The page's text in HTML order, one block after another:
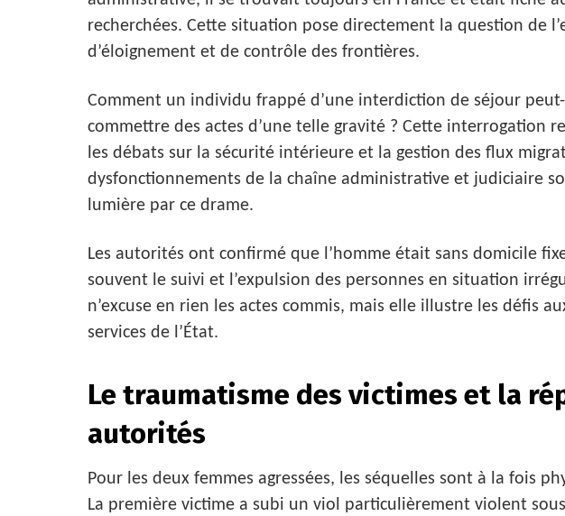
recherchées. Cette situation pose directement la question de
d’éloignement et de contrôle des frontières.
Comment un individu frappé d’une interdiction de séjour
commettre des actes d’une telle gravité ? Cette interrogation
les débats sur la sécurité intérieure et la gestion des flux
dysfonctionnements de la chaîne administrative et judiciaire
lumière par ce drame.
Les autorités ont confirmé que l’homme était sans domicile
souvent le suivi et l’expulsion des personnes en situation
n’excuse en rien les actes commis, mais elle illustre les défis
services de l’État.
Le traumatisme des victimes et la
autorités
Pour les deux femmes agressées, les séquelles sont à la fois
La première victime a subi un viol particulièrement violent